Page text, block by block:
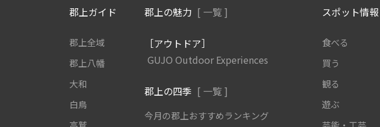
郡上ガイド
郡上全域
郡上八幡
大和
白鳥
郡上の魅力 [ 一覧 ]
［アウトドア］
GUJO Outdoor Experiences
郡上の四季 [ 一覧 ]
今月の郡上おすすめランキング
スポット情報
食べる
買う
観る
遊ぶ